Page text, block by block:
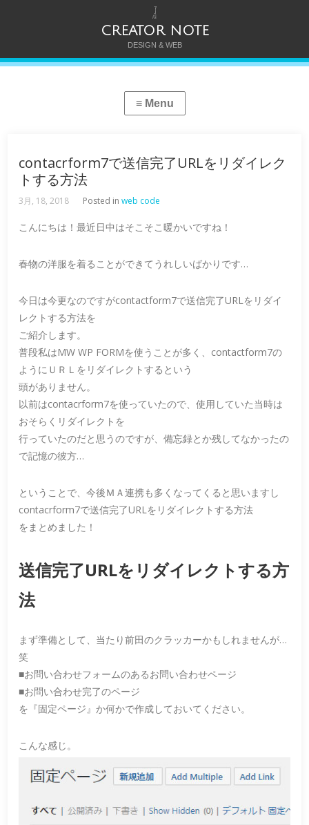
CREATOR NOTE
DESIGN & WEB
contacrform7で送信完了URLをリダイレク
トする方法
3月, 18, 2018 Posted inweb code
こんにちは！最近日中はそこそこ暖かいですね！
春物の洋服を着ることができてうれしいばかりです…
今日は今更なのですがcontactform7で送信完了URLをリダイ
レクトする方法を
ご紹介します。
普段私はMW WP FORMを使うことが多く、contactform7の
ようにＵＲＬをリダイレクトするという
頭がありません。
以前はcontacrform7を使っていたので、使用していた当時は
おそらくリダイレクトを
行っていたのだと思うのですが、備忘録とか残してなかったの
で記憶の彼方…
ということで、今後ＭＡ連携も多くなってくると思いますし
contacrform7で送信完了URLをリダイレクトする方法
をまとめました！
送信完了URLをリダイレクトする方
法
まず準備として、当たり前田のクラッカーかもしれませんが…
笑
■お問い合わせフォームのあるお問い合わせページ
■お問い合わせ完了のページ
を『固定ページ』か何かで作成しておいてください。
こんな感じ。